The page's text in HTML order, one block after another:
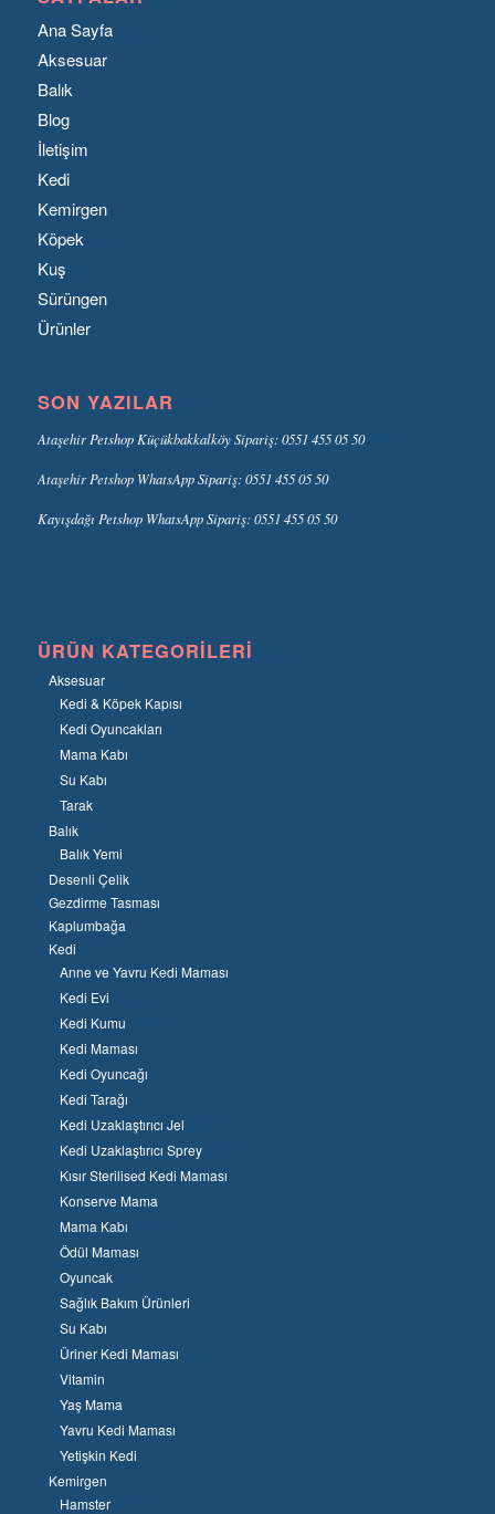
Ana Sayfa
Aksesuar
Balık
Blog
İletişim
Kedi
Kemirgen
Köpek
Kuş
Sürüngen
Ürünler
SON YAZILAR
Ataşehir Petshop Küçükbakkalköy Sipariş: 0551 455 05 50
Ataşehir Petshop WhatsApp Sipariş: 0551 455 05 50
Kayışdağı Petshop WhatsApp Sipariş: 0551 455 05 50
ÜRÜN KATEGORILERI
Aksesuar
Kedi & Köpek Kapısı
Kedi Oyuncakları
Mama Kabı
Su Kabı
Tarak
Balık
Balık Yemi
Desenli Çelik
Gezdirme Tasması
Kaplumbağa
Kedi
Anne ve Yavru Kedi Maması
Kedi Evi
Kedi Kumu
Kedi Maması
Kedi Oyuncağı
Kedi Tarağı
Kedi Uzaklaştırıcı Jel
Kedi Uzaklaştırıcı Sprey
Kısır Sterilised Kedi Maması
Konserve Mama
Mama Kabı
Ödül Maması
Oyuncak
Sağlık Bakım Ürünleri
Su Kabı
Üriner Kedi Maması
Vitamin
Yaş Mama
Yavru Kedi Maması
Yetişkin Kedi
Kemirgen
Hamster